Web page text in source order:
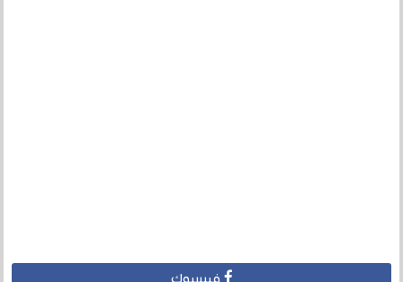
فيسبوك